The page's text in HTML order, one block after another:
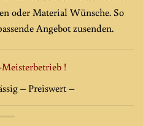
oder Material Wünsche. So
Angebot zusenden.
!
– Preiswert –